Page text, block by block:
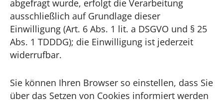
abgefragt wurde, erfolgt die Verarbeitung
ausschließlich auf Grundlage dieser
Einwilligung (Art. 6 Abs. 1 lit. a DSGVO und § 25
Abs. 1 TDDDG); die Einwilligung ist jederzeit
widerrufbar.
Sie können Ihren Browser so einstellen, dass Sie
über das Setzen von Cookies informiert werden